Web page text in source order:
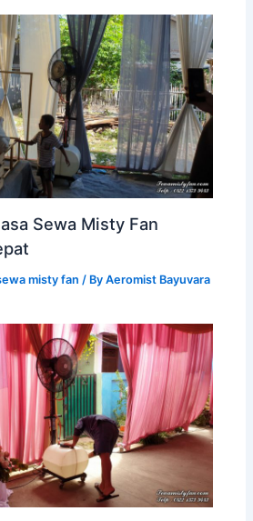
Sewa Misty Fan
misty fan / ByAeromist Bayuvara